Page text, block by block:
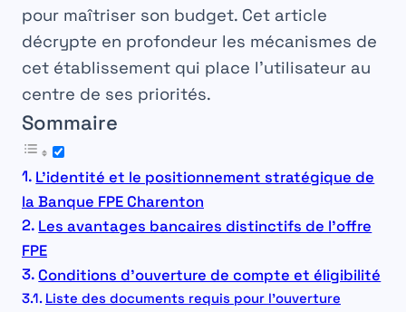
pour maîtriser son budget. Cet article
décrypte en profondeur les mécanismes de
cet établissement qui place l’utilisateur au
centre de ses priorités.
Sommaire
L’identité et le positionnement stratégique de
la Banque FPE Charenton
Les avantages bancaires distinctifs de l’offre
FPE
Conditions d’ouverture de compte et éligibilité
Liste des documents requis pour l’ouverture